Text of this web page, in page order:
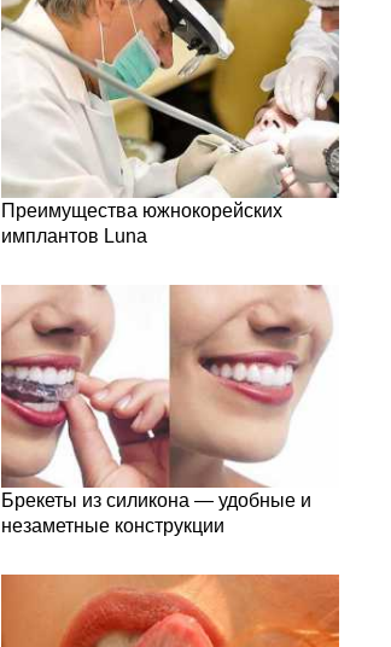
Преимущества южнокорейских
имплантов Luna
Брекеты из силикона — удобные и
незаметные конструкции